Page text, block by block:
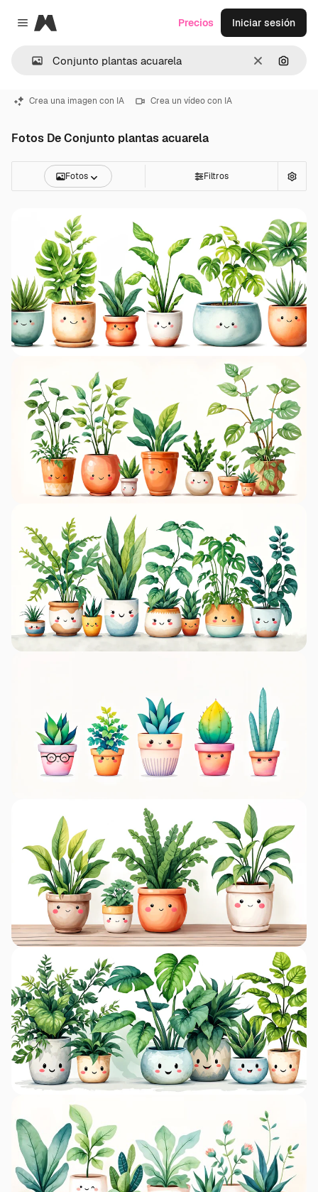
Close menu
Magnific
Borrar
Precios Iniciar sesión
Crea una imagen con IA Crea un vídeo con IA
Fotos De Conjunto plantas acuarela
Fotos Filtros